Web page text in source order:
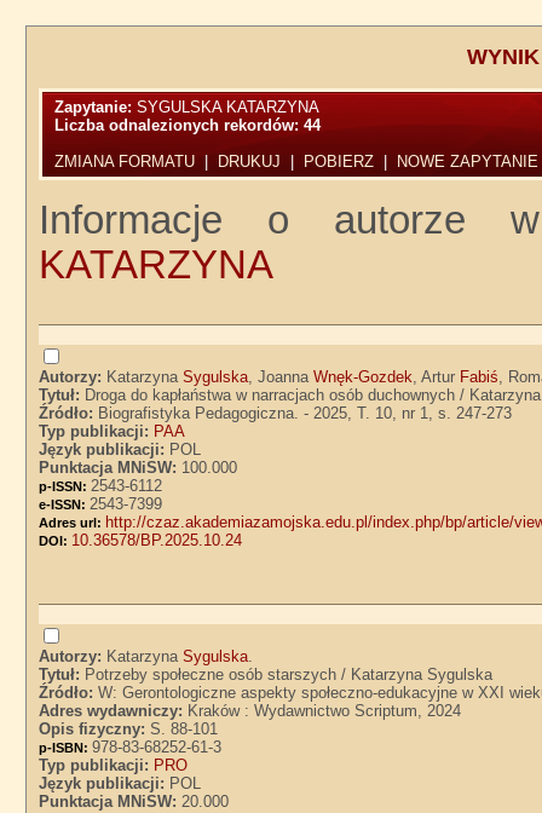
Zapytanie:SYGULSKA KATARZYNA
Liczba odnalezionych rekordów:44
ZMIANA FORMATU
DRUKUJ POBIERZ NOWE ZAPYTANIE
Informacje o autorze
KATARZYNA
Autorzy: KatarzynaSygulska, JoannaWnęk-Gozdek, Artur Fabiś,
Tytuł: Droga do kapłaństwa w narracjach osób duchownych /
Źródło: Biografistyka Pedagogiczna. - 2025, T. 10, nr 1, s. 247-273
Typ publikacji: PAA
Język publikacji: POL
Punktacja MNiSW: 100.000
p-ISSN: 2543-6112
e-ISSN: 2543-7399
Adres url: http://czaz.akademiazamojska.edu.pl/index.php/bp/article/
DOI: 10.36578/BP.2025.10.24
Autorzy: KatarzynaSygulska.
Tytuł: Potrzeby społeczne osób starszych / Katarzyna Sygulska
Źródło:W: Gerontologiczne aspekty społeczno-edukacyjne w XXI
Adres wydawniczy: Kraków : Wydawnictwo Scriptum, 2024
Opis fizyczny:S. 88-101
p-ISBN:978-83-68252-61-3
Typ publikacji: PRO
Język publikacji: POL
Punktacja MNiSW:20.000